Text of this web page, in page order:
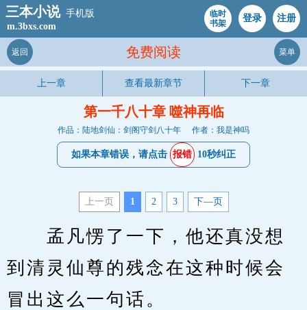
三本小说 手机版
m.3bxs.com
临时
书架
登录 注册
免费阅读
返回 菜单
上一章 查看最新章节 下一章
第一千八十章 噬神再临
作品：陆地剑仙：剑阁守剑八十年 作者：我是神吗
如果本章错误，请点击 报错 10秒纠正
上一页 1 2 3 下—页
孟凡愣了一下，他还真没想
到清灵仙尊的残念在这种时候会
冒出这么一句话。